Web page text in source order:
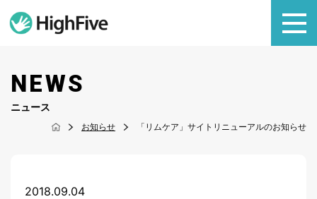
NEWS
ニュース
お知らせ 「リムケア」サイトリニューアルのお知らせ
2018.09.04